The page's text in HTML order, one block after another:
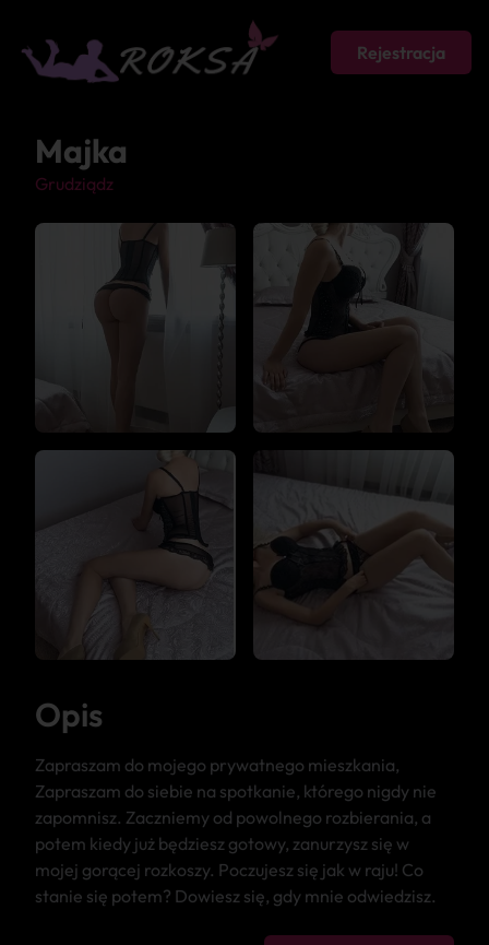
Rejestracja
Majka
Grudziądz
Opis
Zapraszam do mojego prywatnego mieszkania,
Zapraszam do siebie na spotkanie, którego nigdy nie
zapomnisz. Zaczniemy od powolnego rozbierania, a
potem kiedy już będziesz gotowy, zanurzysz się w
mojej gorącej rozkoszy. Poczujesz się jak w raju! Co
stanie się potem? Dowiesz się, gdy mnie odwiedzisz.